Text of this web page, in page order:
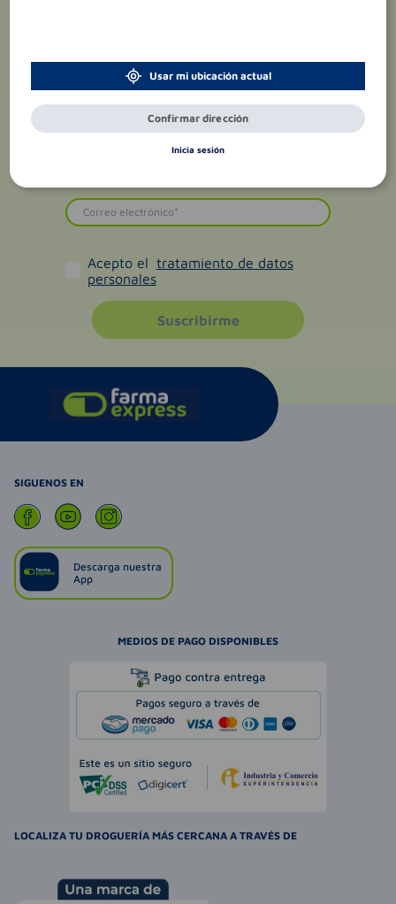
Acepto el tratamiento de datos
personales
Suscribirme
SIGUENOS EN
Descarga nuestra
App
MEDIOS DE PAGO DISPONIBLES
LOCALIZA TU DROGUERÍA MÁS CERCANA A TRAVÉS DE
Usar mi ubicación actual
Confirmar dirección
Inicia sesión